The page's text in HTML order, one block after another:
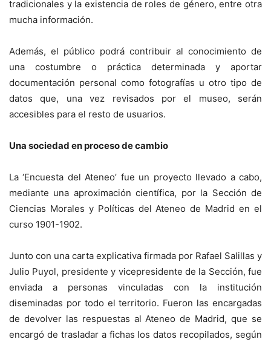
tradicionales y la existencia de roles de género, entre otra
mucha información.
Además, el público podrá contribuir al conocimiento de
una costumbre o práctica determinada y aportar
documentación personal como fotografías u otro tipo de
datos que, una vez revisados por el museo, serán
accesibles para el resto de usuarios.
Una sociedad en proceso de cambio
La ‘Encuesta del Ateneo’ fue un proyecto llevado a cabo,
mediante una aproximación científica, por la Sección de
Ciencias Morales y Políticas del Ateneo de Madrid en el
curso 1901-1902.
Junto con una carta explicativa firmada por Rafael Salillas y
Julio Puyol, presidente y vicepresidente de la Sección, fue
enviada a personas vinculadas con la institución
diseminadas por todo el territorio. Fueron las encargadas
de devolver las respuestas al Ateneo de Madrid, que se
encargó de trasladar a fichas los datos recopilados, según